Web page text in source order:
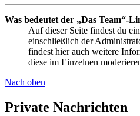
Was bedeutet der „Das Team“-
Auf dieser Seite findest du
einschließlich der
findest hier auch weitere
diese im Einzelnen
Nach oben
Private Nachrichten